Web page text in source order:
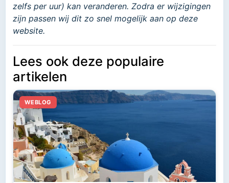
zelfs per uur) kan veranderen. Zodra er wijzigingen
zijn passen wij dit zo snel mogelijk aan op deze
website.
Lees ook deze populaire
artikelen